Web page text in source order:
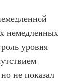
немедленных
уровня
не показал